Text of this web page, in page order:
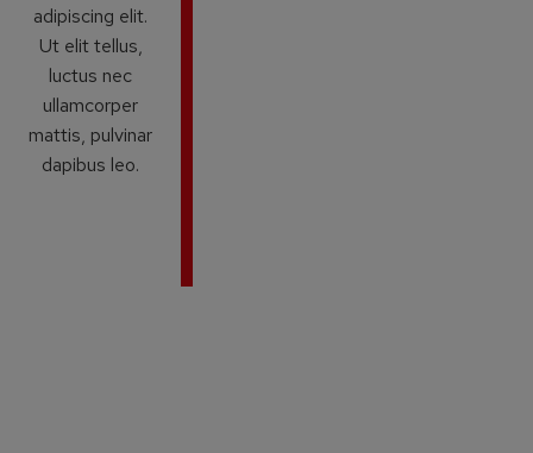
adipiscing elit.
Ut elit tellus,
luctus nec
ullamcorper
mattis, pulvinar
dapibus leo.